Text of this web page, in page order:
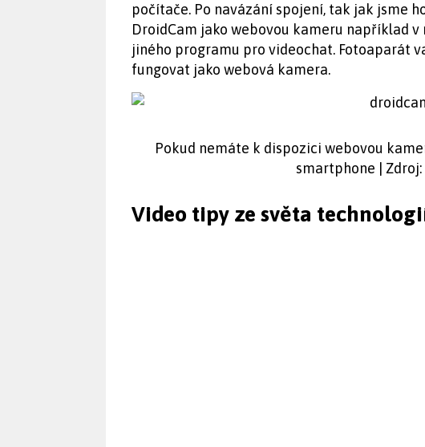
počítače. Po navázání spojení, tak jak jsme
DroidCam jako webovou kameru například
jiného programu pro videochat. Fotoaparát
fungovat jako webová kamera.
Pokud nemáte k dispozici webovou
smartphone | Zdroj:
Video tipy ze světa